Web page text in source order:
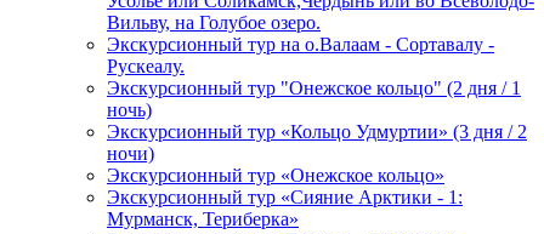
Вильву, на Голубое озеро.
Экскурсионный тур на о.Валаам - Сортавалу -
Рускеалу.
Экскурсионный тур "Онежское кольцо" (2 дня / 1
ночь)
Экскурсионный тур «Кольцо Удмуртии» (3 дня / 2
ночи)
Экскурсионный тур «Онежское кольцо»
Экскурсионный тур «Сияние Арктики - 1:
Мурманск, Териберка»